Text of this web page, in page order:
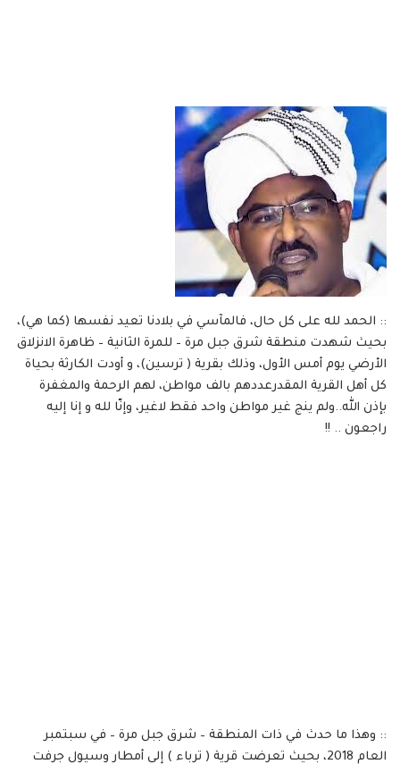
:: الحمد لله على كل حال، فالمآسي في بلادنا تعيد نفسها (كما هي)،
بحيث شهدت منطقة شرق جبل مرة – للمرة الثانية – ظاهرة الانزلاق
الأرضي يوم أمس الأول، وذلك بقرية ( ترسين)، و أودت الكارثة بحياة
كل أهل القرية المقدرعددهم بالف مواطن، لهم الرحمة والمغفرة
بإذن الله..ولم ينج غير مواطن واحد فقط لاغير، وإنّا لله و إنا إليه
راجعون .. !!
:: وهذا ما حدث في ذات المنطقة – شرق جبل مرة – في سبتمبر
العام 2018، بحيث تعرضت قرية ( ترباء ) إلى أمطار وسيول جرفت